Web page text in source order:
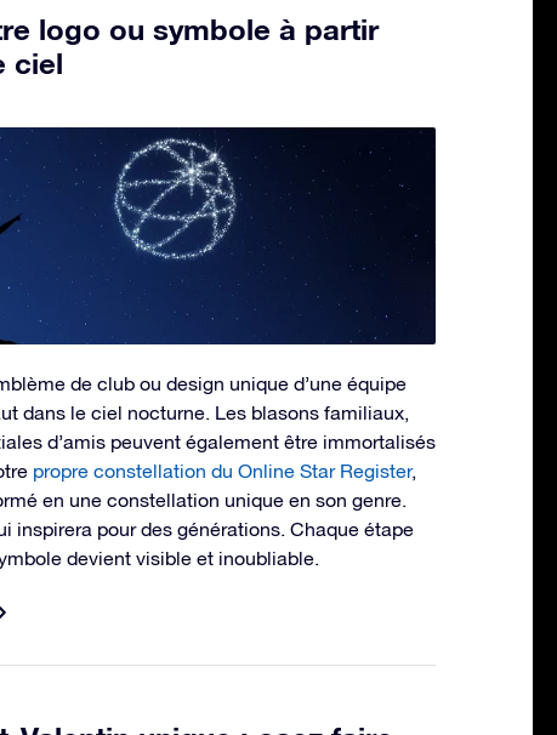
logo ou symbole à partir
ciel
de club ou design unique d’une équipe
dans le ciel nocturne. Les blasons familiaux,
d’amis peuvent également être immortalisés
propre constellation du Online Star Register,
en une constellation unique en son genre.
inspirera pour des générations. Chaque étape
devient visible et inoubliable.